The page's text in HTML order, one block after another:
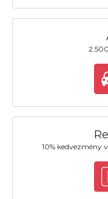
10% kedvezmény